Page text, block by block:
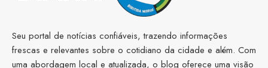
Seu portal de notícias confiáveis, trazendo informações
frescas e relevantes sobre o cotidiano da cidade e além. Com
uma abordagem local e atualizada, o blog oferece uma visão